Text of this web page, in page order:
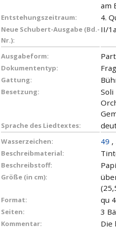
am
Entstehungszeitraum: 4.
Neue Schubert-Ausgabe (Bd.-
Nr.):
II/1a
Ausgabeform:
Dokumententyp:
Gattung:
Besetzung:
Soli
Sprache des Liedtextes:
Wasserzeichen: 49 ,
Beschreibmaterial:
Beschreibstoff:
Größe (in cm):
Format: qu
Seiten: 3
Kommentar:
Die